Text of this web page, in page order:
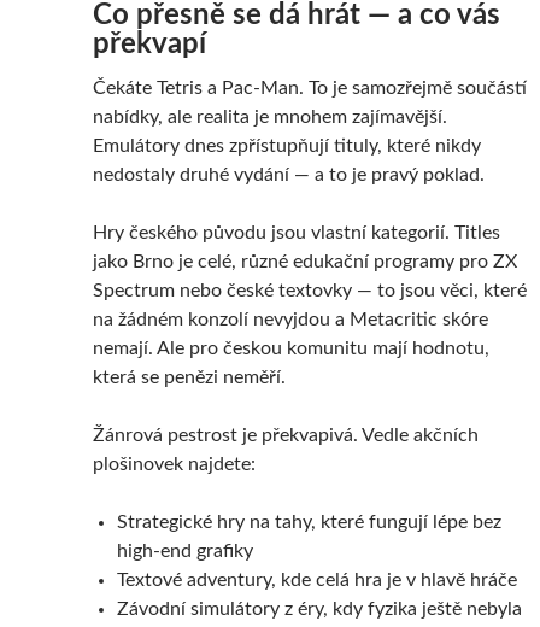
Co přesně se dá hrát — a co vás
překvapí
Čekáte Tetris a Pac-Man. To je samozřejmě součástí
nabídky, ale realita je mnohem zajímavější.
Emulátory dnes zpřístupňují tituly, které nikdy
nedostaly druhé vydání — a to je pravý poklad.
Hry českého původu jsou vlastní kategorií. Titles
jako Brno je celé, různé edukační programy pro ZX
Spectrum nebo české textovky — to jsou věci, které
na žádném konzolí nevyjdou a Metacritic skóre
nemají. Ale pro českou komunitu mají hodnotu,
která se penězi neměří.
Žánrová pestrost je překvapivá. Vedle akčních
plošinovek najdete:
Strategické hry na tahy, které fungují lépe bez
high-end grafiky
Textové adventury, kde celá hra je v hlavě hráče
Závodní simulátory z éry, kdy fyzika ještě nebyla